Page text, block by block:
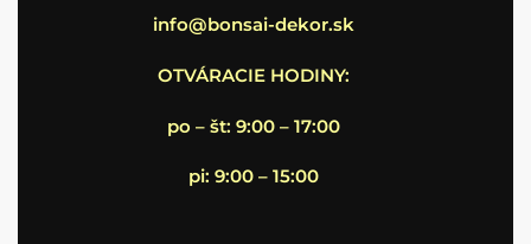
info@bonsai-dekor.sk
OTVÁRACIE HODINY:
po – št: 9:00 – 17:00
pi: 9:00 – 15:00